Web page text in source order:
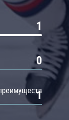
1
0
1